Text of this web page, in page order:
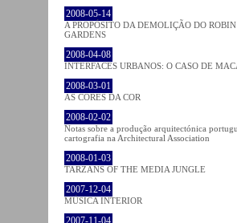
2008-05-14
A PROPÓSITO DA DEMOLIÇÃO DO
GARDENS
2008-04-08
INTERFACES URBANOS: O CASO DE
2008-03-01
AS CORES DA COR
2008-02-02
Notas sobre a produção arquitectónica
cartografia na Architectural Association
2008-01-03
TARZANS OF THE MEDIA JUNGLE
2007-12-04
MÚSICA INTERIOR
2007-11-04